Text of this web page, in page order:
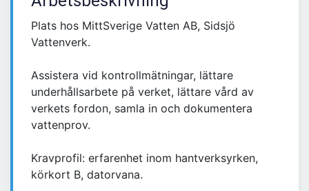
Plats hos MittSverige Vatten AB, Sidsjö
Vattenverk.
Assistera vid kontrollmätningar, lättare
underhållsarbete på verket, lättare vård av
verkets fordon, samla in och dokumentera
vattenprov.
Kravprofil: erfarenhet inom hantverksyrken,
körkort B, datorvana.